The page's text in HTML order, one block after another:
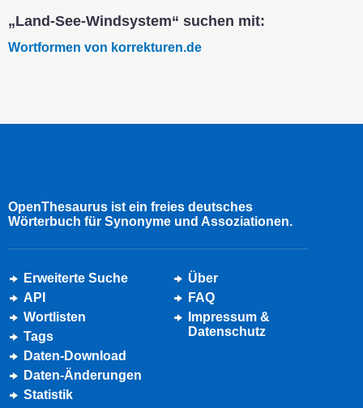
„Land-See-Windsystem“ suchen mit:
Wortformen von korrekturen.de
OpenThesaurus ist ein freies deutsches
Wörterbuch für Synonyme und Assoziationen.
Erweiterte Suche
API
Wortlisten
Tags
Daten-Download
Daten-Änderungen
Statistik
Über
FAQ
Impressum &
Datenschutz